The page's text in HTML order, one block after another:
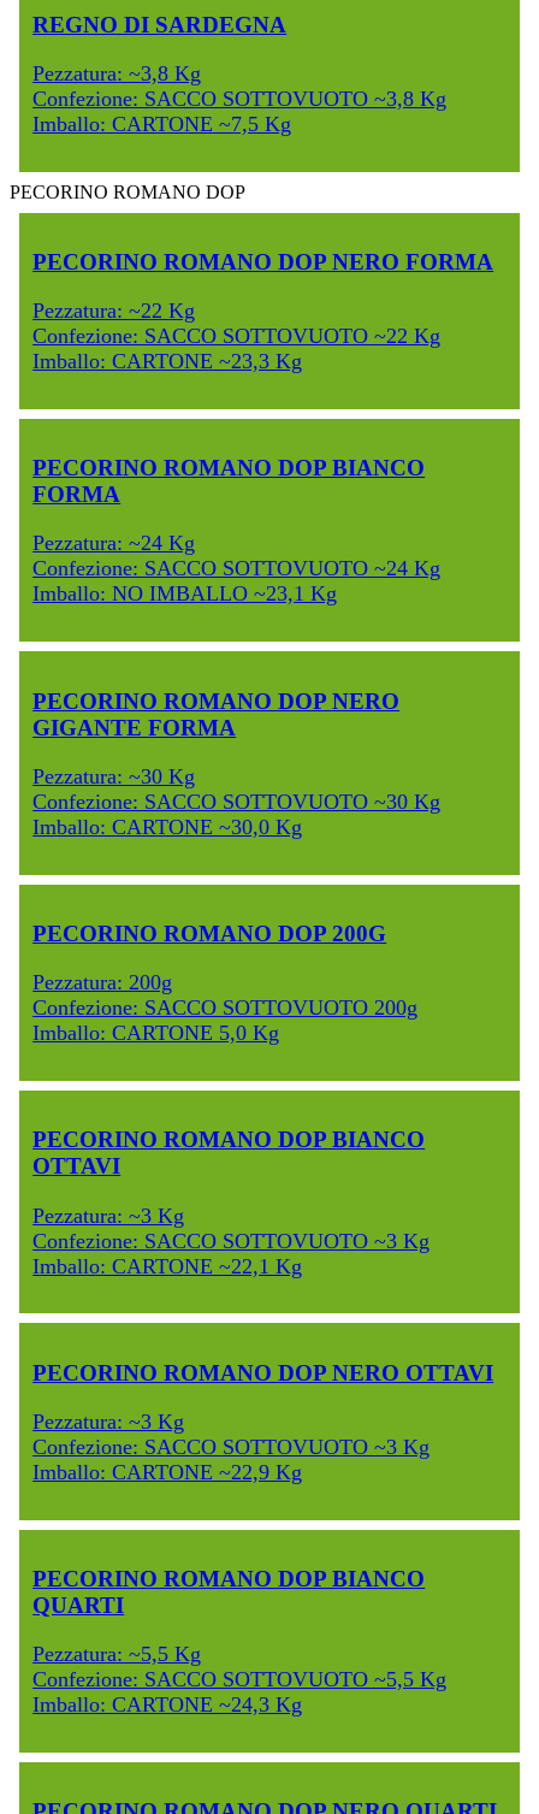
REGNO DI SARDEGNA
Pezzatura: ~3,8 Kg
Confezione: SACCO SOTTOVUOTO ~3,8 Kg
Imballo: CARTONE ~7,5 Kg
PECORINO ROMANO DOP
PECORINO ROMANO DOP NERO FORMA
Pezzatura: ~22 Kg
Confezione: SACCO SOTTOVUOTO ~22 Kg
Imballo: CARTONE ~23,3 Kg
PECORINO ROMANO DOP BIANCO
FORMA
Pezzatura: ~24 Kg
Confezione: SACCO SOTTOVUOTO ~24 Kg
Imballo: NO IMBALLO ~23,1 Kg
PECORINO ROMANO DOP NERO
GIGANTE FORMA
Pezzatura: ~30 Kg
Confezione: SACCO SOTTOVUOTO ~30 Kg
Imballo: CARTONE ~30,0 Kg
PECORINO ROMANO DOP 200G
Pezzatura: 200g
Confezione: SACCO SOTTOVUOTO 200g
Imballo: CARTONE 5,0 Kg
PECORINO ROMANO DOP BIANCO
OTTAVI
Pezzatura: ~3 Kg
Confezione: SACCO SOTTOVUOTO ~3 Kg
Imballo: CARTONE ~22,1 Kg
PECORINO ROMANO DOP NERO OTTAVI
Pezzatura: ~3 Kg
Confezione: SACCO SOTTOVUOTO ~3 Kg
Imballo: CARTONE ~22,9 Kg
PECORINO ROMANO DOP BIANCO
QUARTI
Pezzatura: ~5,5 Kg
Confezione: SACCO SOTTOVUOTO ~5,5 Kg
Imballo: CARTONE ~24,3 Kg